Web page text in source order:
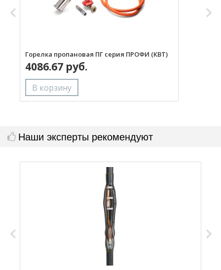
Горелка пропановая ПГ серия ПРОФИ (КВТ)
4086.67 руб.
Наши эксперты рекомендуют